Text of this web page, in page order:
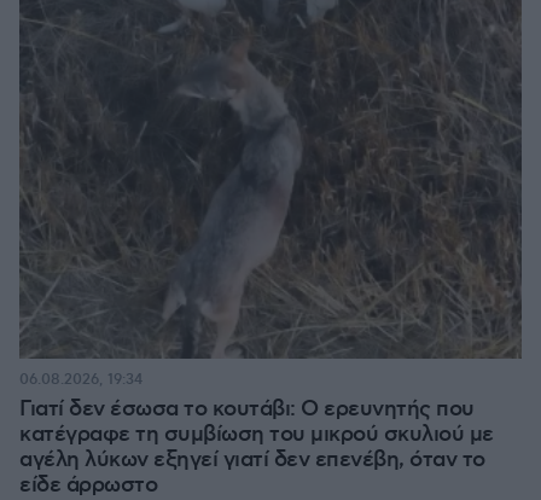
Γιατί δεν έσωσα το κουτάβι: Ο ερευνητής που
κατέγραφε τη συμβίωση του μικρού σκυλιού με
αγέλη λύκων εξηγεί γιατί δεν επενέβη, όταν το
είδε άρρωστο
06.08.2026, 19:34